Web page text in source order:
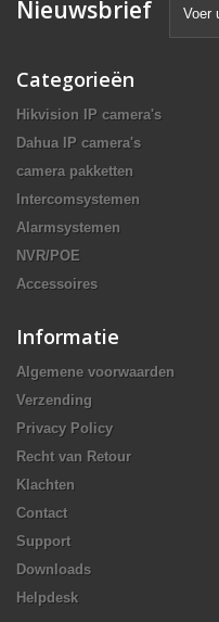
Nieuwsbrief
Categorieën
Hikvision IP camera's
Dahua IP camera's
camera pakketten
Intercomsystemen
Alarmsystemen
NVR/POE
Accessoires
Informatie
Algemene voorwaarden
Verzending
Privacy Policy
Recht van Retour
Klachten
Contact
Support
Downloads
Helpdesk